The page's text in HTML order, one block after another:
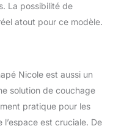
La possibilité de
atout pour ce modèle.
Nicole est aussi un
solution de couchage
pratique pour les
l’espace est cruciale. De